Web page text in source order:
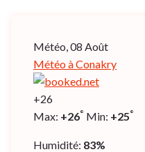
Météo, 08 Août
Météo à Conakry
+26
Max: +26° Min: +25°
Humidité: 83%